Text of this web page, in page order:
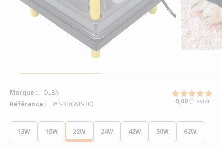
13W 15W 22W 24W 42W 50W 62W
Marque :
OLBA
Référence :
WP-30+WP-30C 5,00 (1 avis)